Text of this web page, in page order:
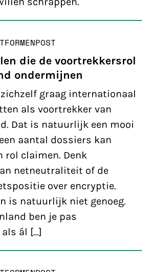
POST
die de voortrekkersrol
ondermijnen
graag internationaal
als voortrekker van
Dat is natuurlijk een mooi
aantal dossiers kan
rol claimen. Denk
netneutraliteit of de
over encryptie.
is natuurlijk niet genoeg.
ben je pas
ál […]